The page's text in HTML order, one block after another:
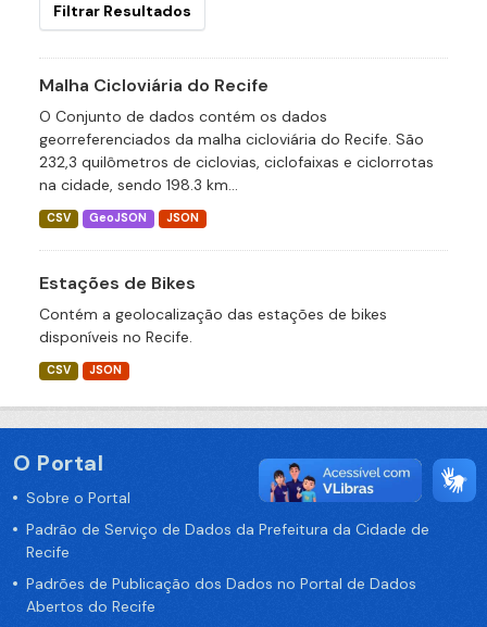
Filtrar Resultados
Malha Cicloviária do Recife
O Conjunto de dados contém os dados
georreferenciados da malha cicloviária do Recife. São
232,3 quilômetros de ciclovias, ciclofaixas e ciclorrotas
na cidade, sendo 198.3 km...
CSV GeoJSON JSON
Estações de Bikes
Contém a geolocalização das estações de bikes
disponíveis no Recife.
CSV JSON
O Portal
Sobre o Portal
Padrão de Serviço de Dados da Prefeitura da Cidade de
Recife
Padrões de Publicação dos Dados no Portal de Dados
Abertos do Recife